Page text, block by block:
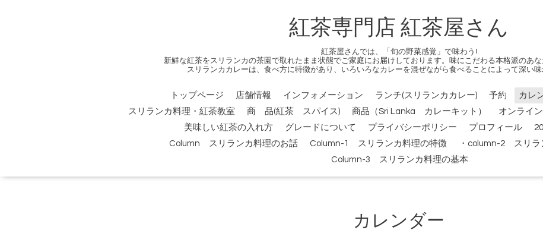
紅茶専門店 紅茶屋さん
紅茶屋さんでは、「旬の野菜感覚」で味わう!
新鮮な紅茶をスリランカの茶園で取れたまま状態でご家庭にお届けしております。味にこだわる本格派のあな
スリランカカレーは、食べ方に特徴があり、いろいろなカレーを混ぜながら食べることによって深い味
トップページ 店舗情報 インフォメーション ランチ(スリランカカレー) 予約 カレ
スリランカ料理・紅茶教室
商 品(紅茶 スパイス) 商品（Sri Lanka カレーキット） オンライ
美味しい紅茶の入れ方
グレードについて プライバシーポリシー プロフィール
Column スリランカ料理のお話
Column-1 スリランカ料理の特徴
・column-2 スリラ
Column-3 スリランカ料理の基本
カレンダー